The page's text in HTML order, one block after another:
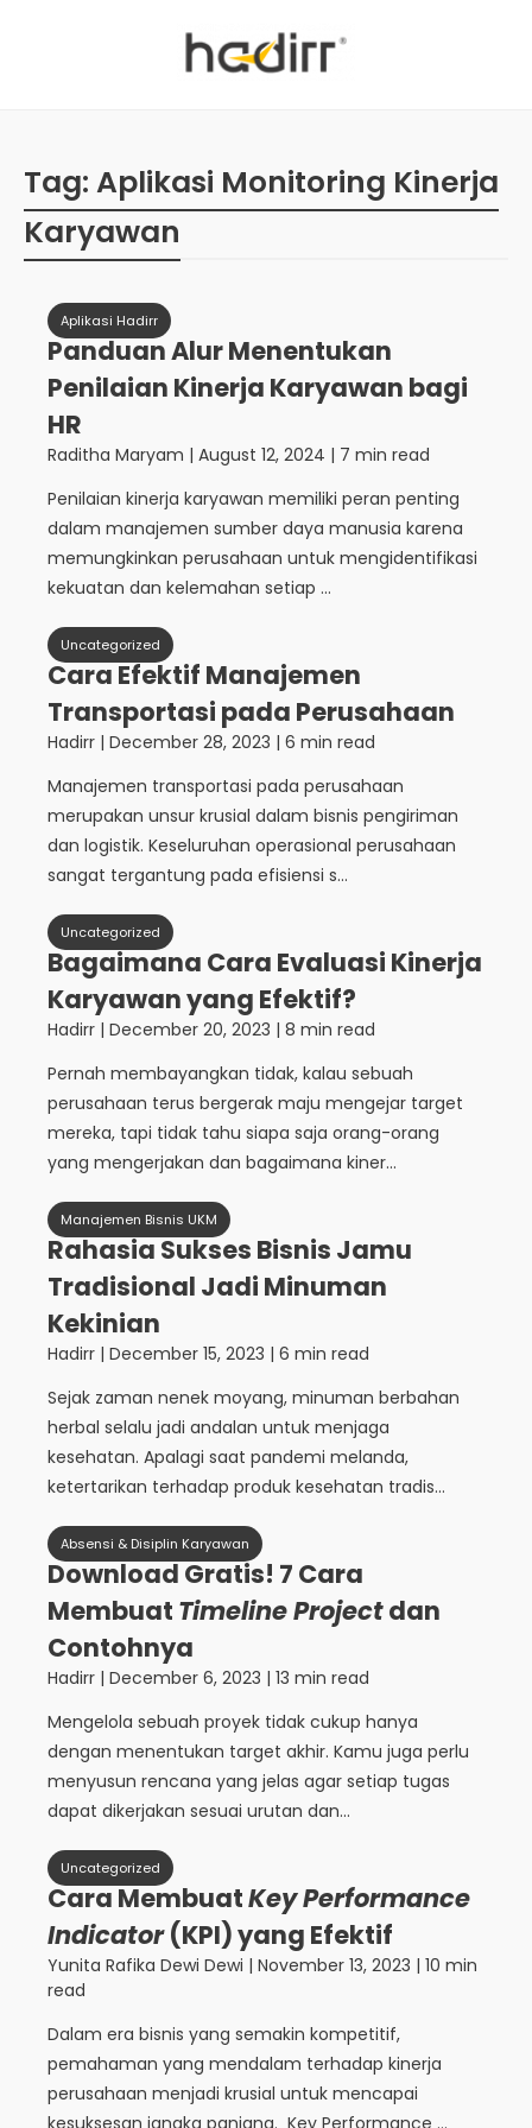
Tag: Aplikasi Monitoring Kinerja
Karyawan
Aplikasi Hadirr
Panduan Alur Menentukan
Penilaian Kinerja Karyawan bagi
HR
Raditha Maryam | August 12, 2024 | 7 min read
Penilaian kinerja karyawan memiliki peran penting
dalam manajemen sumber daya manusia karena
memungkinkan perusahaan untuk mengidentifikasi
kekuatan dan kelemahan setiap ...
Uncategorized
Cara Efektif Manajemen
Transportasi pada Perusahaan
Hadirr | December 28, 2023 | 6 min read
Manajemen transportasi pada perusahaan
merupakan unsur krusial dalam bisnis pengiriman
dan logistik. Keseluruhan operasional perusahaan
sangat tergantung pada efisiensi s...
Uncategorized
Bagaimana Cara Evaluasi Kinerja
Karyawan yang Efektif?
Hadirr | December 20, 2023 | 8 min read
Pernah membayangkan tidak, kalau sebuah
perusahaan terus bergerak maju mengejar target
mereka, tapi tidak tahu siapa saja orang-orang
yang mengerjakan dan bagaimana kiner...
Manajemen Bisnis UKM
Rahasia Sukses Bisnis Jamu
Tradisional Jadi Minuman
Kekinian
Hadirr | December 15, 2023 | 6 min read
Sejak zaman nenek moyang, minuman berbahan
herbal selalu jadi andalan untuk menjaga
kesehatan. Apalagi saat pandemi melanda,
ketertarikan terhadap produk kesehatan tradis...
Absensi & Disiplin Karyawan
Download Gratis! 7 Cara
Membuat Timeline Projectdan
Contohnya
Hadirr | December 6, 2023 | 13 min read
Mengelola sebuah proyek tidak cukup hanya
dengan menentukan target akhir. Kamu juga perlu
menyusun rencana yang jelas agar setiap tugas
dapat dikerjakan sesuai urutan dan...
Uncategorized
Cara MembuatKey Performance
Indicator(KPI) yang Efektif
Yunita Rafika Dewi Dewi | November 13, 2023 | 10 min
read
Dalam era bisnis yang semakin kompetitif,
pemahaman yang mendalam terhadap kinerja
perusahaan menjadi krusial untuk mencapai
kesuksesan jangka panjang. Key Performance ...